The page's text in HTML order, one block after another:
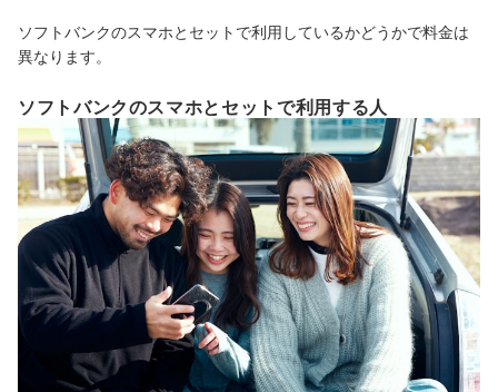
ソフトバンクのスマホとセットで利用しているかどうかで料金は
異なります。
ソフトバンクのスマホとセットで利用する人